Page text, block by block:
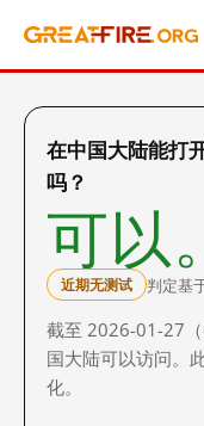
在中国大陆能
吗？
可以。
近期无测试 判定基
截至 2026-01-27
国大陆可以访问。
化。